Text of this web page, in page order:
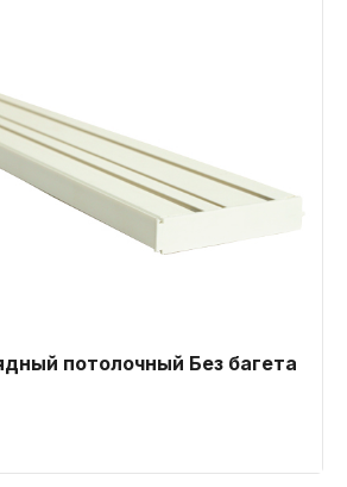
потолочный Без багета